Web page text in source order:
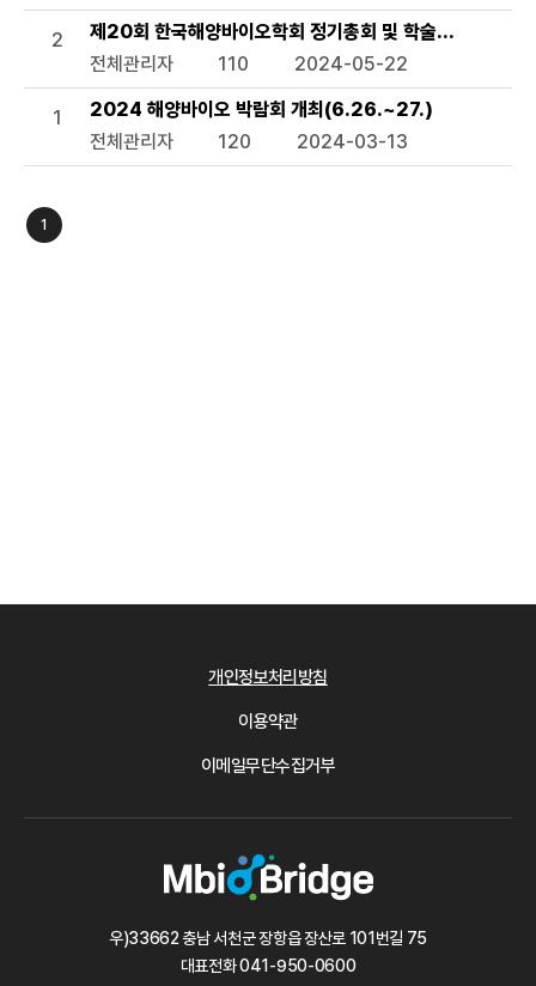
2
제20회 한국해양바이오학회 정기총회 및 학술발표회
전체관리자
110 2024-05-22
1
2024 해양바이오 박람회 개최(6.26.~27.)
전체관리자
120 2024-03-13
1
개인정보처리방침
이용약관
이메일무단수집거부
우)33662 충남 서천군 장항읍 장산로 101번길 75
대표전화041-950-0600